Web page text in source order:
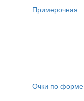
Примерочная
Очки по форме